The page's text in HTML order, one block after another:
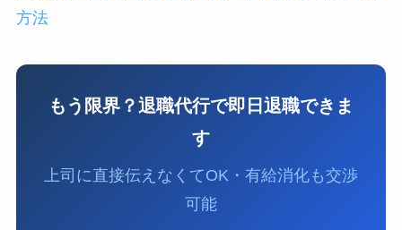
方法
もう限界？退職代行で即日退職できま
す
上司に直接伝えなくてOK・有給消化も交渉
可能